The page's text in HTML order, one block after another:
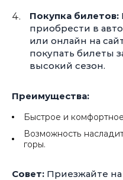
Покупка билетов:
приобрести в
или онлайн на
покупать билеты
высокий сезон.
Преимущества:
Быстрое и
Возможность
горы.
Совет: Приезжайте